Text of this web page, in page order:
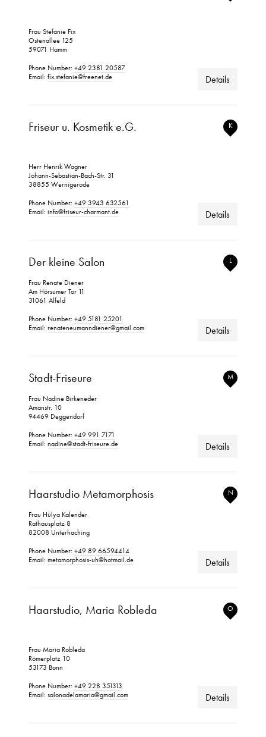
Frau Stefanie Fix
Ostenallee 125
59071 Hamm
Phone Number: +49 2381 20587
Email: fix.stefanie@freenet.de Details
Friseur u. Kosmetik e.G.
Herr Henrik Wagner
Johann-Sebastian-Bach-Str. 31
38855 Wernigerode
Phone Number: +49 3943 632561
Email: info@friseur-charmant.de
K
Details
Der kleine Salon
Frau Renate Diener
Am Hörsumer Tor 11
31061 Alfeld
Phone Number: +49 5181 25201
Email: renateneumanndiener@gmail.com
L
Details
Stadt-Friseure
Frau Nadine Birkeneder
Amanstr. 10
94469 Deggendorf
Phone Number: +49 991 7171
Email: nadine@stadt-friseure.de
M
Details
Haarstudio Metamorphosis
Frau Hülya Kalender
Rathausplatz 8
82008 Unterhaching
Phone Number: +49 89 66594414
Email: metamorphosis-uh@hotmail.de
N
Details
Haarstudio, Maria Robleda
Frau Maria Robleda
Römerplatz 10
53173 Bonn
Phone Number: +49 228 351313
Email: salonadelamaria@gmail.com
O
Details